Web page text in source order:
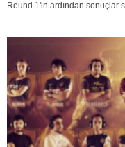
Round 1'in ardından sonuçlar